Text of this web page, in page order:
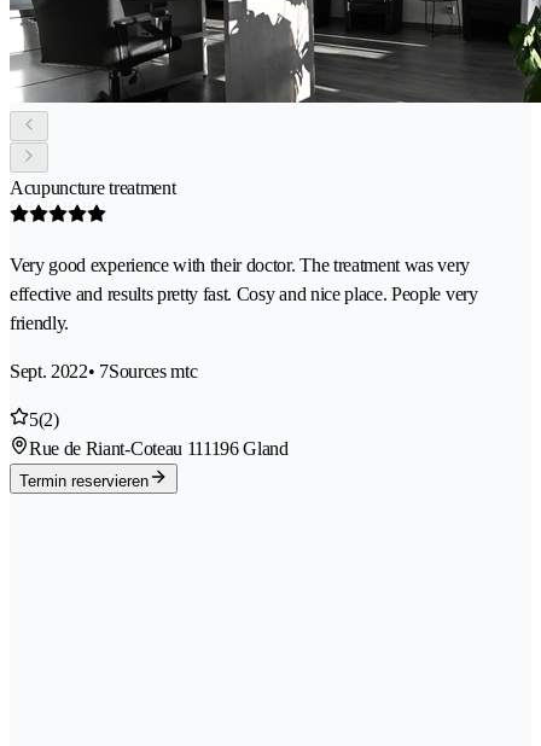
Acupuncture treatment
Very good experience with their doctor. The treatment was very
effective and results pretty fast. Cosy and nice place. People very
friendly.
Sept. 2022• 7Sources mtc
5(2)
Rue de Riant-Coteau 111196 Gland
Termin reservieren